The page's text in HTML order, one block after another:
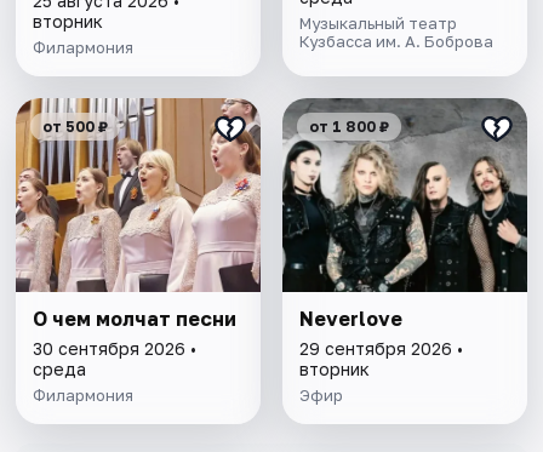
вторник
Филармония
Музыкальный театр
Кузбасса им. А. Боброва
от 500 ₽
О чем молчат песни
30 сентября 2026 •
среда
Филармония
от 1 800 ₽
Neverlove
29 сентября 2026 •
вторник
Эфир